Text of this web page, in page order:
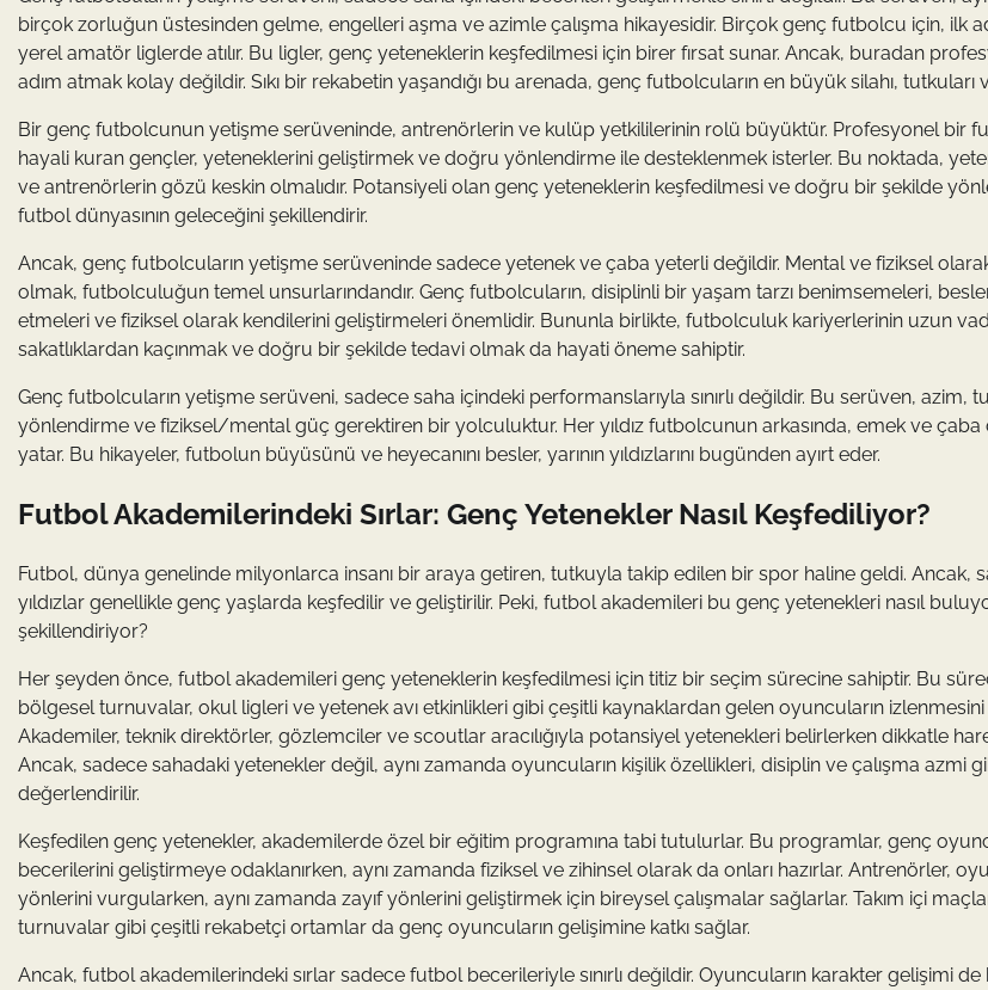
birçok zorluğun üstesinden gelme, engelleri aşma ve azimle çalışma hikayesidir. Birçok genç futbolcu için, ilk
yerel amatör liglerde atılır. Bu ligler, genç yeteneklerin keşfedilmesi için birer fırsat sunar. Ancak, buradan
adım atmak kolay değildir. Sıkı bir rekabetin yaşandığı bu arenada, genç futbolcuların en büyük silahı, tutkuları ve
Bir genç futbolcunun yetişme serüveninde, antrenörlerin ve kulüp yetkililerinin rolü büyüktür. Profesyonel bir
hayali kuran gençler, yeteneklerini geliştirmek ve doğru yönlendirme ile desteklenmek isterler. Bu noktada,
ve antrenörlerin gözü keskin olmalıdır. Potansiyeli olan genç yeteneklerin keşfedilmesi ve doğru bir şekilde
futbol dünyasının geleceğini şekillendirir.
Ancak, genç futbolcuların yetişme serüveninde sadece yetenek ve çaba yeterli değildir. Mental ve fiziksel
olmak, futbolculuğun temel unsurlarındandır. Genç futbolcuların, disiplinli bir yaşam tarzı benimsemeleri,
etmeleri ve fiziksel olarak kendilerini geliştirmeleri önemlidir. Bununla birlikte, futbolculuk kariyerlerinin uzun
sakatlıklardan kaçınmak ve doğru bir şekilde tedavi olmak da hayati öneme sahiptir.
Genç futbolcuların yetişme serüveni, sadece saha içindeki performanslarıyla sınırlı değildir. Bu serüven, azim,
yönlendirme ve fiziksel/mental güç gerektiren bir yolculuktur. Her yıldız futbolcunun arkasında, emek ve
yatar. Bu hikayeler, futbolun büyüsünü ve heyecanını besler, yarının yıldızlarını bugünden ayırt eder.
Futbol Akademilerindeki Sırlar: Genç Yetenekler Nasıl Keşfediliyor?
Futbol, dünya genelinde milyonlarca insanı bir araya getiren, tutkuyla takip edilen bir spor haline geldi. Ancak,
yıldızlar genellikle genç yaşlarda keşfedilir ve geliştirilir. Peki, futbol akademileri bu genç yetenekleri nasıl
şekillendiriyor?
Her şeyden önce, futbol akademileri genç yeteneklerin keşfedilmesi için titiz bir seçim sürecine sahiptir. Bu
bölgesel turnuvalar, okul ligleri ve yetenek avı etkinlikleri gibi çeşitli kaynaklardan gelen oyuncuların izlenmesini
Akademiler, teknik direktörler, gözlemciler ve scoutlar aracılığıyla potansiyel yetenekleri belirlerken dikkatle
Ancak, sadece sahadaki yetenekler değil, aynı zamanda oyuncuların kişilik özellikleri, disiplin ve çalışma azmi
değerlendirilir.
Keşfedilen genç yetenekler, akademilerde özel bir eğitim programına tabi tutulurlar. Bu programlar, genç
becerilerini geliştirmeye odaklanırken, aynı zamanda fiziksel ve zihinsel olarak da onları hazırlar. Antrenörler,
yönlerini vurgularken, aynı zamanda zayıf yönlerini geliştirmek için bireysel çalışmalar sağlarlar. Takım içi
turnuvalar gibi çeşitli rekabetçi ortamlar da genç oyuncuların gelişimine katkı sağlar.
Ancak, futbol akademilerindeki sırlar sadece futbol becerileriyle sınırlı değildir. Oyuncuların karakter gelişimi